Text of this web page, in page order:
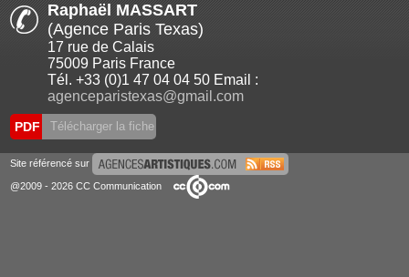
Raphaël MASSART
(Agence Paris Texas)
17 rue de Calais
75009 Paris France
Tél. +33 (0)1 47 04 04 50 Email :
agenceparistexas@gmail.com
PDF Télécharger la fiche
Site référencé sur
@2009 - 2026 CC Communication